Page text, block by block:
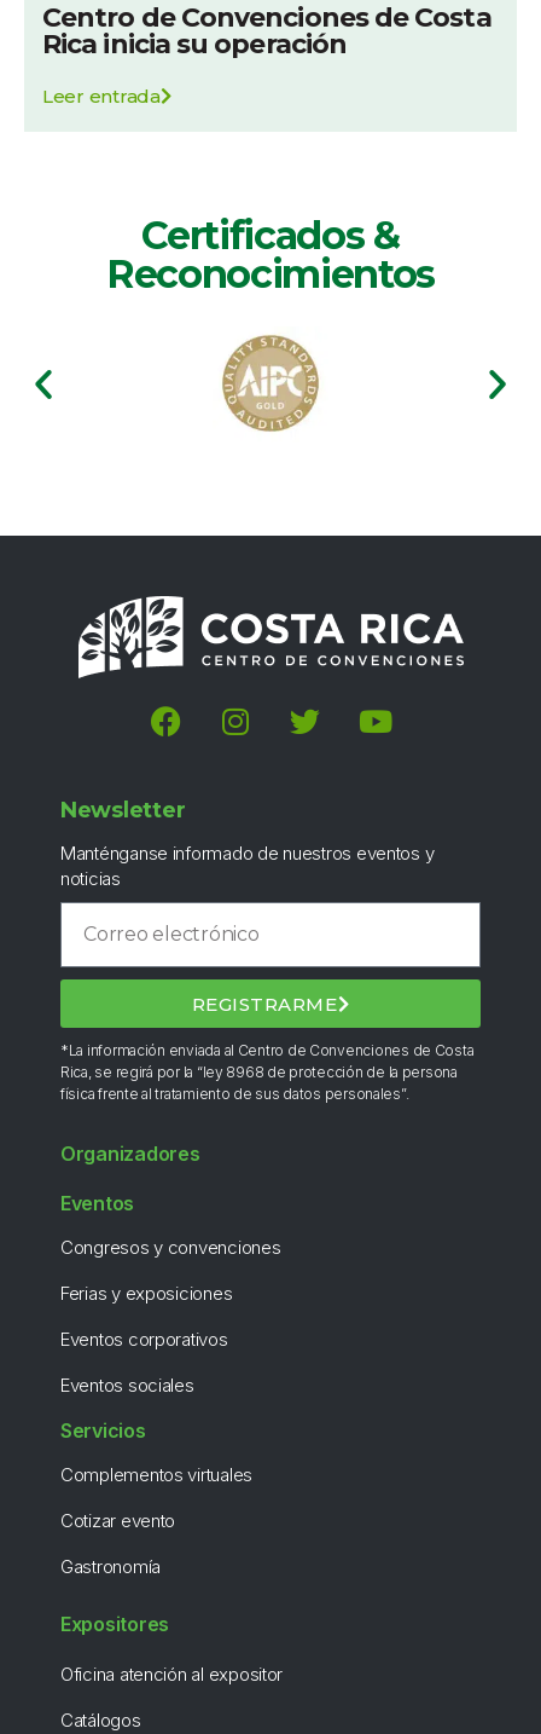
Centro de Convenciones de Costa
Rica inicia su operación
Leer entrada
Certificados &
Reconocimientos
Newsletter
Manténganse informado de nuestros eventos y
noticias
REGISTRARME
*La información enviada al Centro de Convenciones de Costa
Rica, se regirá por la “ley 8968 de protección de la persona
física frente al tratamiento de sus datos personales”.
Organizadores
Eventos
Congresos y convenciones
Ferias y exposiciones
Eventos corporativos
Eventos sociales
Servicios
Complementos virtuales
Cotizar evento
Gastronomía
Expositores
Oficina atención al expositor
Catálogos